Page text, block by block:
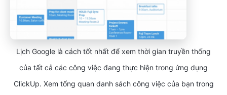
Lịch Google là cách tốt nhất để xem thời gian truyền thống
của tất cả các công việc đang thực hiện trong ứng dụng
ClickUp. Xem tổng quan danh sách công việc của bạn trong